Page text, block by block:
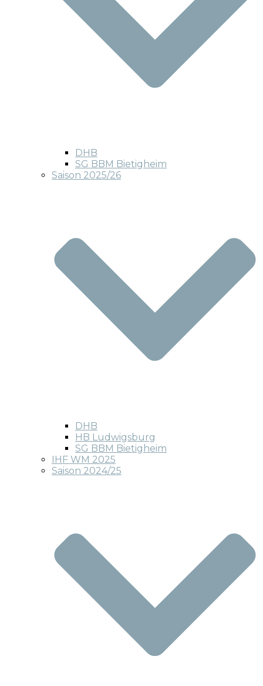
DHB
SG BBM Bietigheim
Saison 2025/26
DHB
HB Ludwigsburg
SG BBM Bietigheim
IHF WM 2025
Saison 2024/25